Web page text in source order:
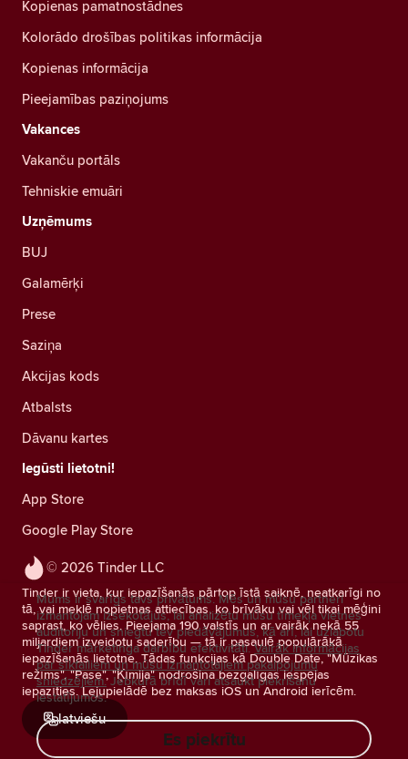
© 2026 Tinder LLC
Tinder ir vieta, kur iepazīšanās pārtop īstā saiknē, neatkarīgi no
tā, vai meklē nopietnas attiecības, ko brīvāku vai vēl tikai mēģini
saprast, ko vēlies. Pieejama 190 valstīs un ar vairāk nekā 55
miljardiem izveidotu saderību — tā ir pasaulē populārākā
iepazīšanās lietotne. Tādas funkcijas kā Double Date, "Mūzikas
režīms", "Pase", "Ķīmija" nodrošina bezgalīgas iespējas
iepazīties. Lejupielādē bez maksas iOS un Android ierīcēm.
latviešu
Kopienas pamatnostādnes
Kolorādo drošības politikas informācija
Kopienas informācija
Pieejamības paziņojums
Vakances
Vakanču portāls
Tehniskie emuāri
Uzņēmums
BUJ
Galamērķi
Prese
Saziņa
Akcijas kods
Atbalsts
Dāvanu kartes
Iegūsti lietotni!
App Store
Google Play Store
Mums ir svarīgs tavs privātums. Mēs un mūsu partneri
izmantojam izsekotājus, lai analizētu mūsu tīmekļa vietnes
auditoriju un sniegtu tev piedāvājumus, kā arī, lai uzlabotu
Tinder mārketinga darbību efektivitāti. Vairāk informācijas
par sīkfailiem un mūsu izmantotajiem pakalpojumu
sniedzējiem. Jebkurā brīdī vari atsaukt piekrišanu
iestatījumos.
Es piekrītu